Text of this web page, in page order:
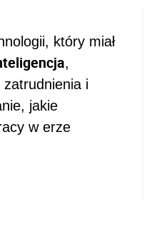
który miał
,
i
jakie
w erze